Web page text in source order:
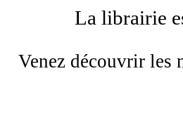
La librairie
Venez découvrir les